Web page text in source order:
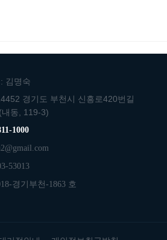
김명숙
경기도 부천시 신흥로420번길
동, 119-3)
1000
53013
경기부천-1863 호